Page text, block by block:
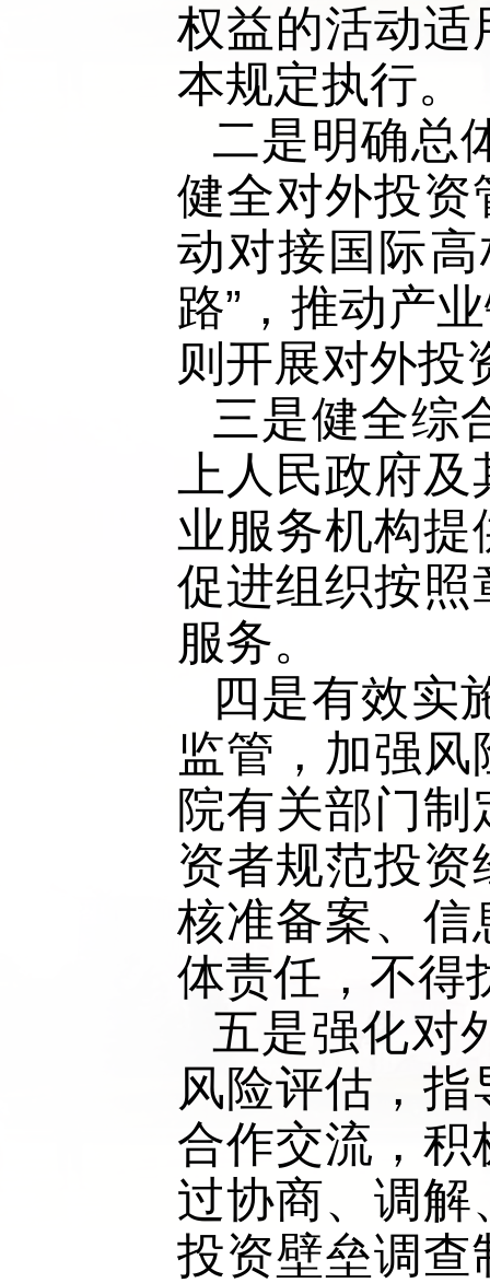
权益的活动适
本规定执行。
二是明确总
健全对外投资
动对接国际
路”，推动产
则开展对外投
三是健全综
上人民政府
业服务机构
促进组织按照
服务。
四是有效实
监管，加强
院有关部门
资者规范投
核准备案、信
体责任，不得
五是强化对
风险评估，
合作交流，
过协商、调
投资壁垒调查